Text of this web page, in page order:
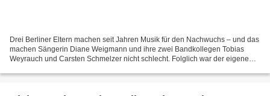
Drei Berliner Eltern machen seit Jahren Musik für den Nachwuchs – und das
machen Sängerin Diane Weigmann und ihre zwei Bandkollegen Tobias
Weyrauch und Carsten Schmelzer nicht schlecht. Folglich war der eigene